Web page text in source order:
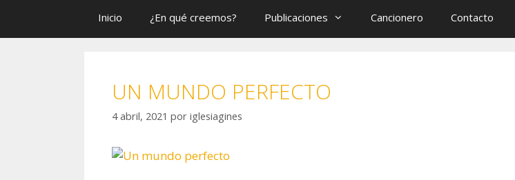
Inicio ¿En qué creemos? Publicaciones Cancionero Contacto
UN MUNDO PERFECTO
4 abril, 2021 por iglesiagines